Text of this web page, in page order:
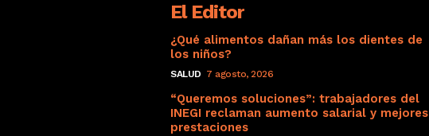
El Editor
¿Qué alimentos dañan más los dientes de
los niños?
SALUD 7 agosto, 2026
“Queremos soluciones”: trabajadores del
INEGI reclaman aumento salarial y mejores
prestaciones